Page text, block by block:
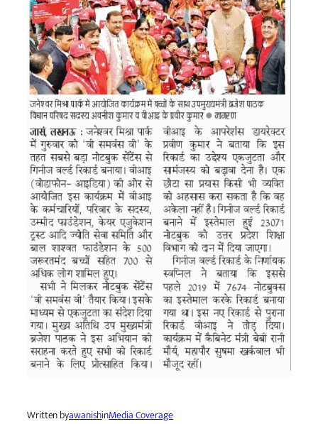
Written byawanishinMedia Coverage